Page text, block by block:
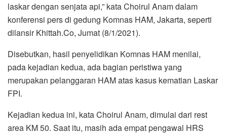
laskar dengan senjata api,” kata Choirul Anam dalam
konferensi pers di gedung Komnas HAM, Jakarta, seperti
dilansir Khittah.Co, Jumat (8/1/2021).
Disebutkan, hasil penyelidikan Komnas HAM menilai,
pada kejadian kedua, ada bagian peristiwa yang
merupakan pelanggaran HAM atas kasus kematian Laskar
FPI.
Kejadian kedua ini, kata Choirul Anam, dimulai dari rest
area KM 50. Saat itu, masih ada empat pengawal HRS